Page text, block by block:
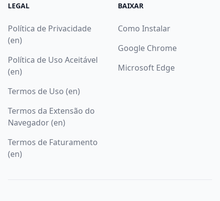
LEGAL
Política de Privacidade
(en)
Política de Uso Aceitável
(en)
Termos de Uso (en)
Termos da Extensão do
Navegador (en)
Termos de Faturamento
(en)
BAIXAR
Como Instalar
Google Chrome
Microsoft Edge